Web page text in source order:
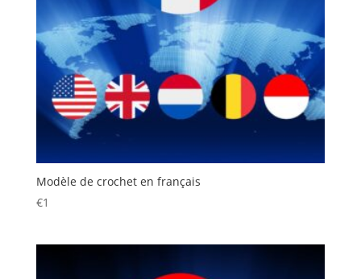
Modèle de crochet en français
€1